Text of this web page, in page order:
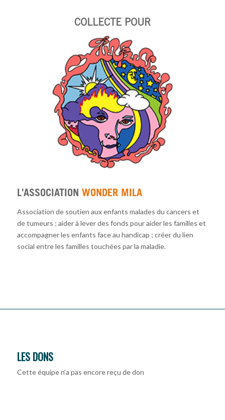
COLLECTE POUR
L'ASSOCIATION WONDER MILA
Association de soutien aux enfants malades du cancers et
de tumeurs ; aider à lever des fonds pour aider les familles et
accompagner les enfants face au handicap ; créer du lien
social entre les familles touchées par la maladie.
LES DONS
Cette équipe n’a pas encore reçu de don